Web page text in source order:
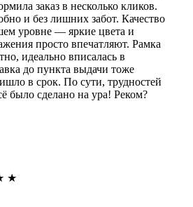
заказ в несколько кликов.
и без лишних забот. Качество
уровне — яркие цвета и
просто впечатляют. Рамка
идеально вписалась в
до пункта выдачи тоже
в срок. По сути, трудностей
было сделано на ура! Реком?
★